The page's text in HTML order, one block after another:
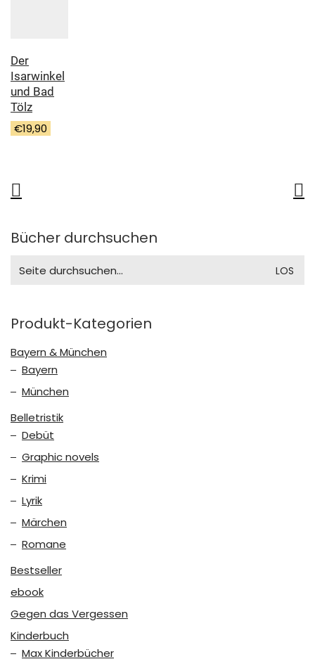
Der
Isarwinkel
und Bad
Tölz
€19,90
Bücher durchsuchen
for:
Produkt-Kategorien
Bayern & München
Bayern
München
Belletristik
Debüt
Graphic novels
Krimi
Lyrik
Märchen
Romane
Bestseller
ebook
Gegen das Vergessen
Kinderbuch
Max Kinderbücher